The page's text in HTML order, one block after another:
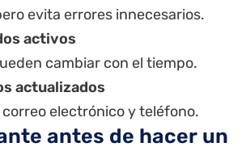
evita errores innecesarios.
activos
cambiar con el tiempo.
actualizados
electrónico y teléfono.
antes de hacer un